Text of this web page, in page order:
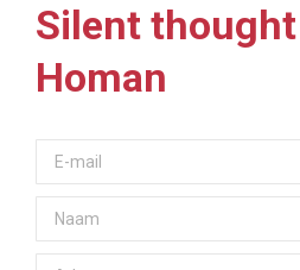
Silent
Homan